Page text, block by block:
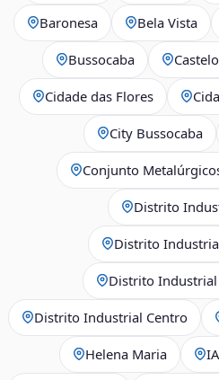
Baronesa Bela Vista
Bussocaba
Cidade das Flores
City Bussocaba
Conjunto
Distrito
Distrito
Distrito
Distrito Industrial Centro
Helena Maria